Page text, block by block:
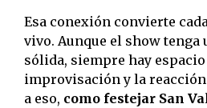
Esa conexión convierte
vivo. Aunque el show tenga
sólida, siempre hay
improvisación y la
a eso, como festejar San